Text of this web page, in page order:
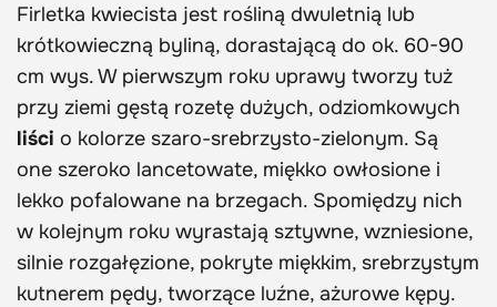
Firletka kwiecista jest rośliną dwuletnią lub
krótkowieczną byliną, dorastającą do ok. 60-90
cm wys. W pierwszym roku uprawy tworzy tuż
przy ziemi gęstą rozetę dużych, odziomkowych
liści o kolorze szaro-srebrzysto-zielonym. Są
one szeroko lancetowate, miękko owłosione i
lekko pofalowane na brzegach. Spomiędzy nich
w kolejnym roku wyrastają sztywne, wzniesione,
silnie rozgałęzione, pokryte miękkim, srebrzystym
kutnerem pędy, tworzące luźne, ażurowe kępy.